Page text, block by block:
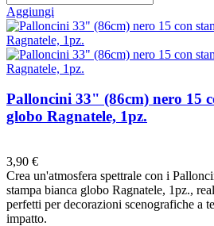
Aggiungi
Palloncini 33" (86cm) nero 15
globo Ragnatele, 1pz.
3,90 €
Crea un'atmosfera spettrale con i
stampa bianca globo Ragnatele, 1pz.,
perfetti per decorazioni scenografiche a
impatto.